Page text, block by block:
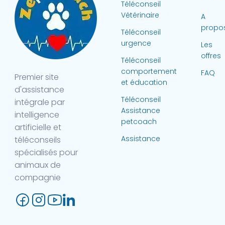
Premier site
d'assistance
intégrale par
intelligence
artificielle et
téléconseils
spécialisés pour
animaux de
compagnie
Téléconseil
Vétérinaire
Téléconseil
urgence
Téléconseil
comportement
et éducation
Téléconseil
Assistance
petcoach
Assistance
A
Les
offres
FAQ